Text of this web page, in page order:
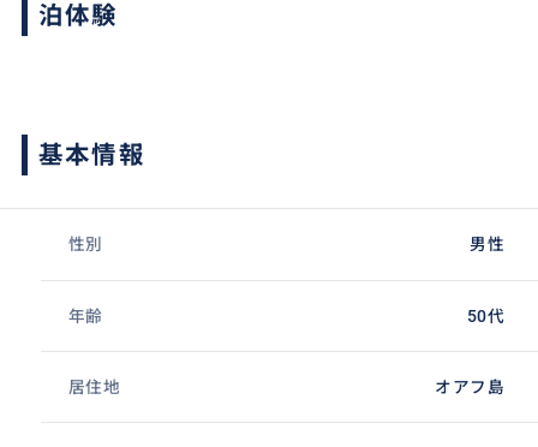
泊体験
基本情報
性別 男性
年齢 50代
居住地 オアフ島